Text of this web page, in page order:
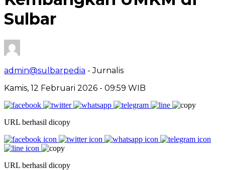
Sulbar
admin@sulbarpedia - Jurnalis
Kamis, 12 Februari 2026 - 09:59 WIB
URL berhasil dicopy
URL berhasil dicopy